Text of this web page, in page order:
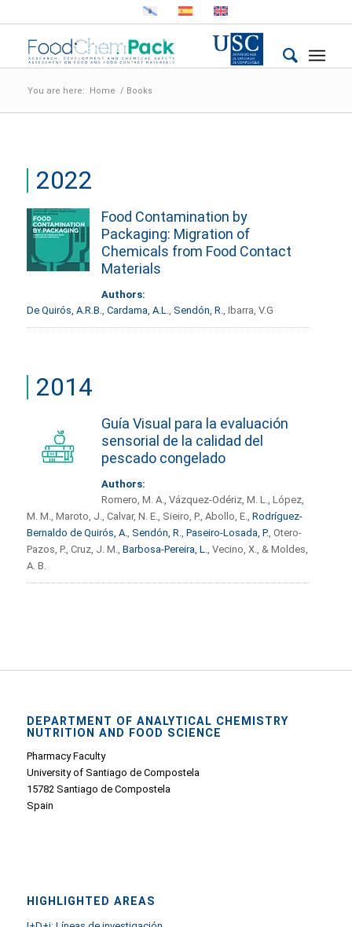
You are here: Home / Books
2022
Food Contamination by
Packaging: Migration of
Chemicals from Food Contact
Materials
Authors:
De Quirós, A.R.B., Cardama, A.L., Sendón, R., Ibarra, V.G
2014
Guía Visual para la evaluación
sensorial de la calidad del
pescado congelado
Authors:
Romero, M. A., Vázquez-Odériz, M. L., López,
M. M., Maroto, J., Calvar, N. E., Sieiro, P., Abollo, E., Rodríguez-
Bernaldo de Quirós, A., Sendón, R., Paseiro-Losada, P., Otero-
Pazos, P., Cruz, J. M., Barbosa-Pereira, L., Vecino, X., & Moldes,
A. B.
DEPARTMENT OF ANALYTICAL CHEMISTRY
NUTRITION AND FOOD SCIENCE
Pharmacy Faculty
University of Santiago de Compostela
15782 Santiago de Compostela
Spain
HIGHLIGHTED AREAS